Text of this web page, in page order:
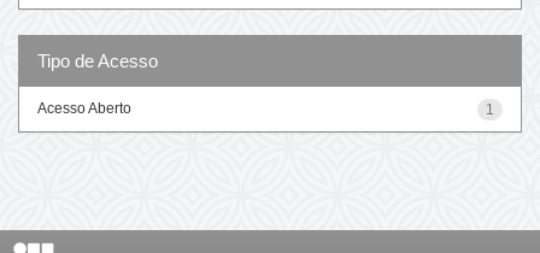
Tipo de Acesso
1
Acesso Aberto